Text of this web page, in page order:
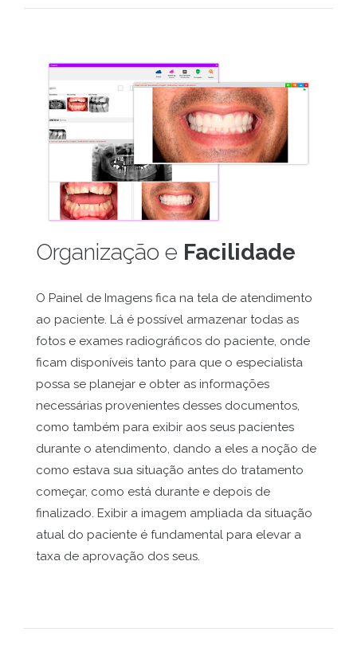
Organização e Facilidade
O Painel de Imagens fica na tela de atendimento
ao paciente. Lá é possível armazenar todas as
fotos e exames radiográficos do paciente, onde
ficam disponíveis tanto para que o especialista
possa se planejar e obter as informações
necessárias provenientes desses documentos,
como também para exibir aos seus pacientes
durante o atendimento, dando a eles a noção de
como estava sua situação antes do tratamento
começar, como está durante e depois de
finalizado. Exibir a imagem ampliada da situação
atual do paciente é fundamental para elevar a
taxa de aprovação dos seus.